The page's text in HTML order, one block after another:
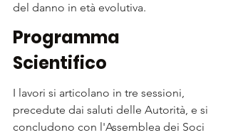
del danno in età evolutiva.
Programma
Scientifico
I lavori si articolano in tre sessioni,
precedute dai saluti delle Autorità, e si
concludono con l'Assemblea dei Soci